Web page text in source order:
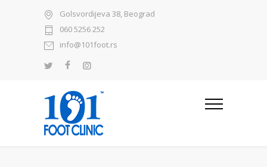
Golsvordijeva 38, Beograd
060 5256 252
info@101foot.rs